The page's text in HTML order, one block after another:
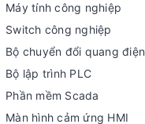
Máy tính công nghiệp
Switch công nghiệp
Bộ chuyển đổi quang điện
Bộ lập trình PLC
Phần mềm Scada
Màn hình cảm ứng HMI